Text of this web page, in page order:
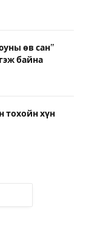
өв сан”
байна
тохойн хүн